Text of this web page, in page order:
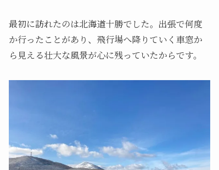
最初に訪れたのは北海道十勝でした。出張で何度
か行ったことがあり、飛行場へ降りていく車窓か
ら見える壮大な風景が心に残っていたからです。